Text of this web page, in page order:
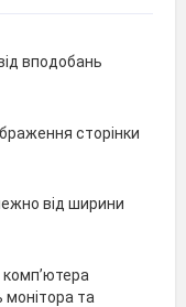
вподобань
сторінки
від ширини
та